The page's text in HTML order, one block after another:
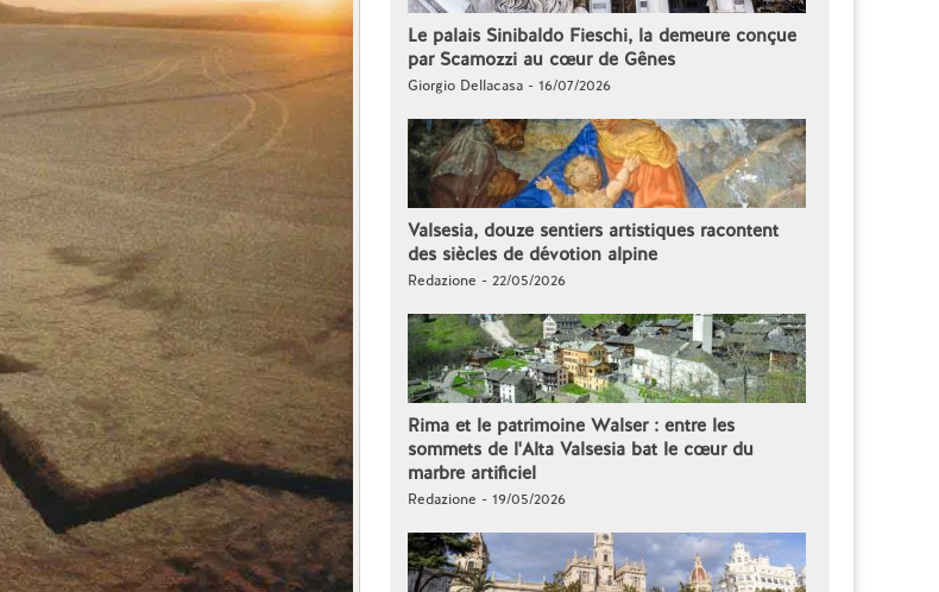
Le palais Sinibaldo Fieschi, la demeure conçue
par Scamozzi au cœur de Gênes
Giorgio Dellacasa - 16/07/2026
Valsesia, douze sentiers artistiques racontent
des siècles de dévotion alpine
Redazione - 22/05/2026
Rima et le patrimoine Walser : entre les
sommets de l'Alta Valsesia bat le cœur du
marbre artificiel
Redazione - 19/05/2026